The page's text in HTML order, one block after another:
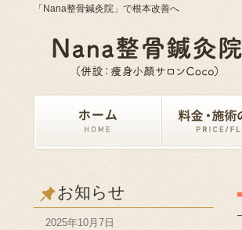
「Nana整骨鍼灸院」で根本改善へ
お知らせ
2025年10月7日